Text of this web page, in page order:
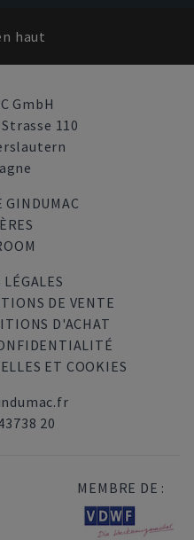
haut
GmbH
110
GINDUMAC
DE VENTE
D'ACHAT
ET COOKIES
20
MEMBRE DE :